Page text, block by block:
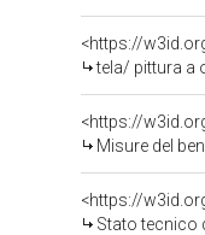
<https://
tela/ pittura a
<https://
Misure del
<https://
Stato tecnico